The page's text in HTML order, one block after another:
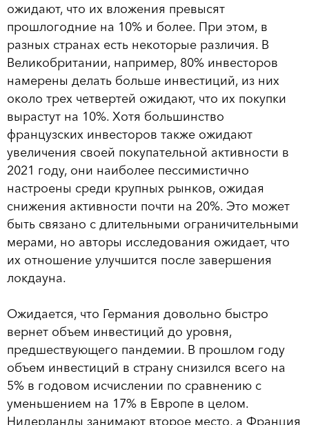
ожидают, что их вложения превысят
прошлогодние на 10% и более. При этом, в
разных странах есть некоторые различия. В
Великобритании, например, 80% инвесторов
намерены делать больше инвестиций, из них
около трех четвертей ожидают, что их покупки
вырастут на 10%. Хотя большинство
французских инвесторов также ожидают
увеличения своей покупательной активности в
2021 году, они наиболее пессимистично
настроены среди крупных рынков, ожидая
снижения активности почти на 20%. Это может
быть связано с длительными ограничительными
мерами, но авторы исследования ожидает, что
их отношение улучшится после завершения
локдауна.
Ожидается, что Германия довольно быстро
вернет объем инвестиций до уровня,
предшествующего пандемии. В прошлом году
объем инвестиций в страну снизился всего на
5% в годовом исчислении по сравнению с
уменьшением на 17% в Европе в целом.
Нидерланды занимают второе место, а Франция